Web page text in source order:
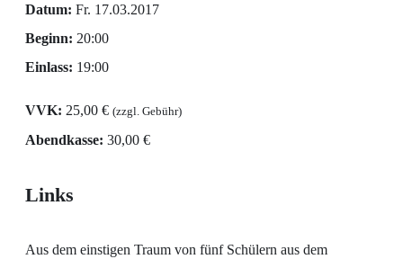
Datum: Fr. 17.03.2017
Beginn: 20:00
Einlass: 19:00
VVK: 25,00 € (zzgl. Gebühr)
Abendkasse: 30,00 €
Links
Aus dem einstigen Traum von fünf Schülern aus dem